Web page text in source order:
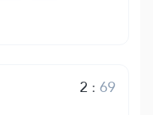
2 :69